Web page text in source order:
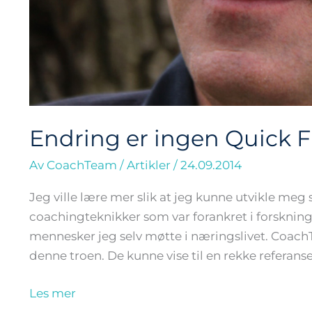
Endring er ingen Quick
Av CoachTeam / Artikler / 24.09.2014
Jeg ville lære mer slik at jeg kunne utvikle
coachingteknikker som var forankret i
mennesker jeg selv møtte i næringslivet.
denne troen. De kunne vise til en rekke
Les mer